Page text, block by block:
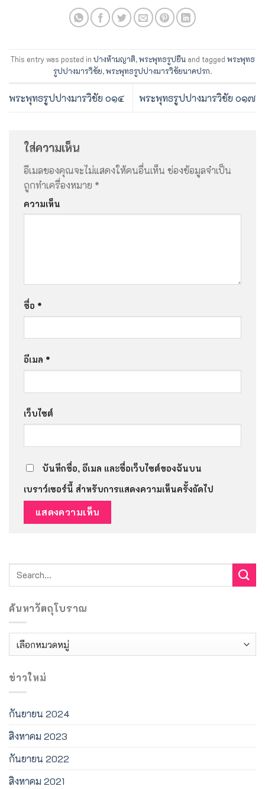
This entry was posted in ปางห้ามญาติ,พระพุทธรูปยืน and tagged พระพุทธ
รูปปางมารวิชัย,พระพุทธรูปปางมารวิชัยนาคปรก.
พระพุทธรูปปางมารวิชัย ๐๑๔ พระพุทธรูปปางมารวิชัย ๐๑๗
ใส่ความเห็น
อีเมลของคุณจะไม่แสดงให้คนอื่นเห็น ช่องข้อมูลจำเป็น
ถูกทำเครื่องหมาย *
ความเห็น
ชื่อ *
อีเมล *
เว็บไซต์
บันทึกชื่อ, อีเมล และชื่อเว็บไซต์ของฉันบน
เบราว์เซอร์นี้ สำหรับการแสดงความเห็นครั้งถัดไป
ค้นหาวัตถุโบราณ
ค้นหา
วัตถุ
ข่าวใหม่
กันยายน 2024
สิงหาคม 2023
กันยายน 2022
สิงหาคม 2021